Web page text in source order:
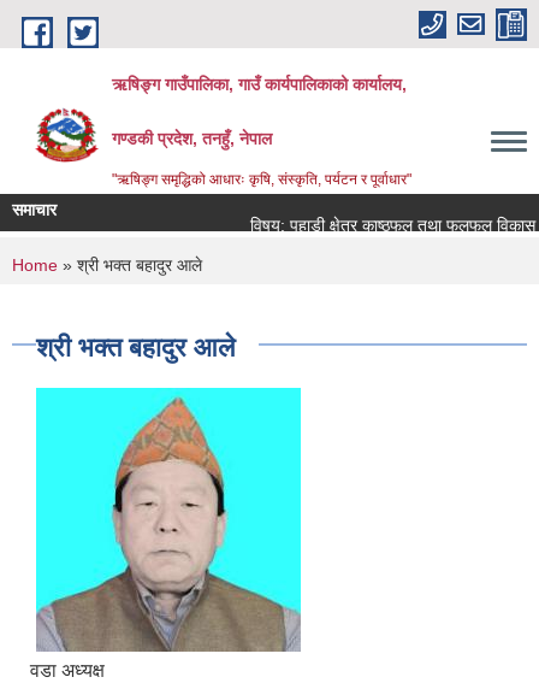
Skip to main content
ऋषिङ्ग गाउँपालिका, गाउँ कार्यपालिकाको कार्यालय,
गण्डकी प्रदेश, तनहुँ, नेपाल
"ऋषिङ्ग समृद्धिको आधारः कृषि, संस्कृति, पर्यटन र पूर्वाधार"
समाचार
विषय: पहाडी क्षेत्र काष्ठफल तथा फलफूल
You are here
Home » श्री भक्त बहादुर आले
श्री भक्त बहादुर आले
वडा अध्यक्ष